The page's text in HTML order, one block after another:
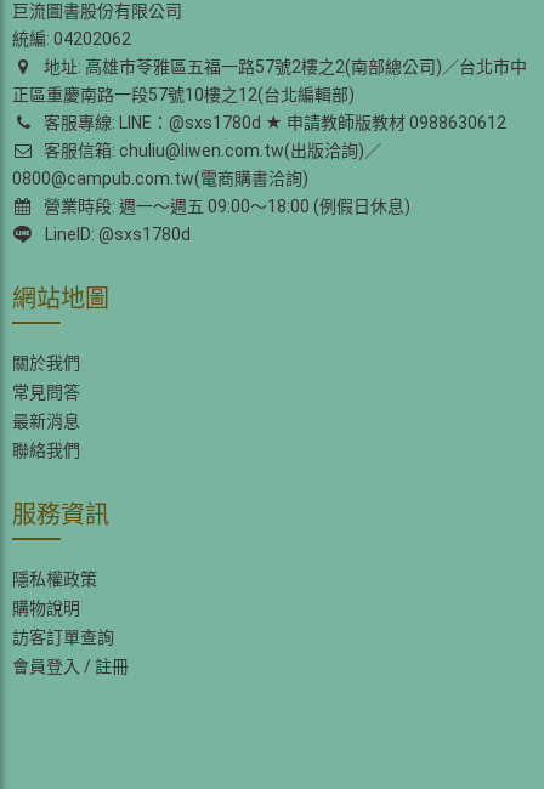
巨流圖書股份有限公司
統編: 04202062
地址: 高雄市苓雅區五福一路57號2樓之2(南部總公司)／台北市中
正區重慶南路一段57號10樓之12(台北編輯部)
客服專線: LINE：@sxs1780d ★ 申請教師版教材 0988630612
客服信箱: chuliu@liwen.com.tw(出版洽詢)／
0800@campub.com.tw(電商購書洽詢)
營業時段: 週一～週五 09:00～18:00 (例假日休息)
LineID: @sxs1780d
網站地圖
關於我們
常見問答
最新消息
聯絡我們
服務資訊
隱私權政策
購物說明
訪客訂單查詢
會員登入 / 註冊